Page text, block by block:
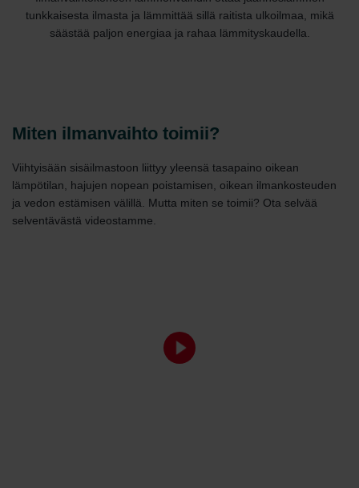
tunkkaisesta ilmasta ja lämmittää sillä raitista ulkoilmaa, mikä
säästää paljon energiaa ja rahaa lämmityskaudella.
Miten ilmanvaihto toimii?
Viihtyisään sisäilmastoon liittyy yleensä tasapaino oikean
lämpötilan, hajujen nopean poistamisen, oikean ilmankosteuden
ja vedon estämisen välillä. Mutta miten se toimii? Ota selvää
selventävästä videostamme.